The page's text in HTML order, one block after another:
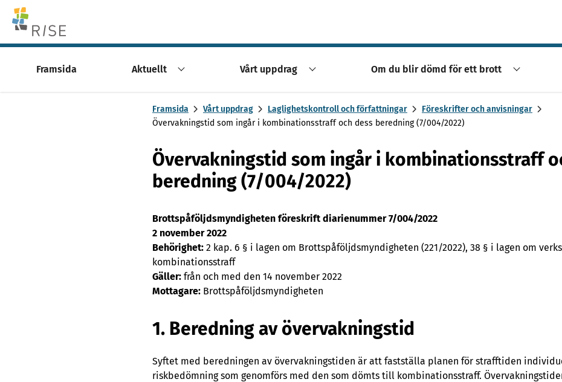
Skip to content -saavutettavuusohje
Framsida Aktuellt Vårt uppdrag Om du blir dömd för ett brott
Framsida Vårt uppdrag Laglighetskontroll och författningar
Föreskrifter och anvisningar
Övervakningstid som ingår i kombinationsstraff och dess beredning (7/004/2022)
Övervakningstid som ingår i kombinationsstraff
beredning (7/004/2022)
Brottspåföljdsmyndigheten föreskrift diarienummer 7/004/2022
2 november 2022
Behörighet: 2 kap. 6 § i lagen om Brottspåföljdsmyndigheten (221/2022), 38 § i lagen om
kombinationsstraff
Gäller: från och med den 14 november 2022
Mottagare: Brottspåföljdsmyndigheten
1. Beredning av övervakningstid
Syftet med beredningen av övervakningstiden är att fastställa planen för strafftiden
riskbedömning som genomförs med den som dömts till kombinationsstraff.